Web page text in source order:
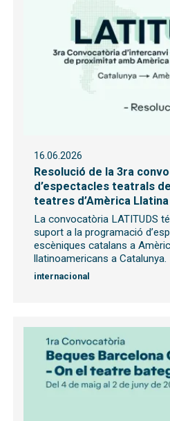
16.06.2026
Resolució de la 3ra
d’espectacles teatrals
teatres d’Amèrica Llatina
La convocatòria LATITUDS
suport a la programació
escèniques catalans a
llatinoamericans a Catalunya.
internacional